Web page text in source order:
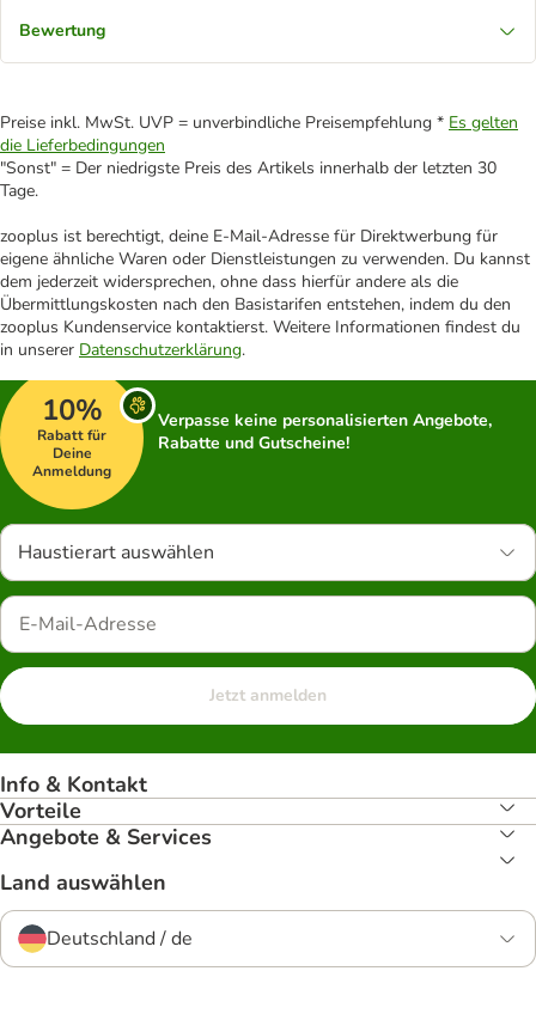
Bewertung
Preise inkl. MwSt. UVP = unverbindliche Preisempfehlung * Es gelten
die Lieferbedingungen
"Sonst" = Der niedrigste Preis des Artikels innerhalb der letzten 30
Tage.
zooplus ist berechtigt, deine E-Mail-Adresse für Direktwerbung für
eigene ähnliche Waren oder Dienstleistungen zu verwenden. Du kannst
dem jederzeit widersprechen, ohne dass hierfür andere als die
Übermittlungskosten nach den Basistarifen entstehen, indem du den
zooplus Kundenservice kontaktierst. Weitere Informationen findest du
in unserer Datenschutzerklärung.
10%
Rabatt für
Deine
Anmeldung
Verpasse keine personalisierten Angebote,
Rabatte und Gutscheine!
Haustierart auswählen
Jetzt anmelden
Info & Kontakt
Vorteile
Angebote & Services
Land auswählen
Deutschland / de